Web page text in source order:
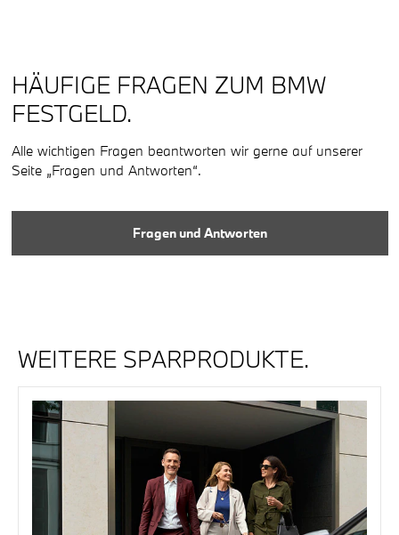
HÄUFIGE FRAGEN ZUM BMW
FESTGELD.
Alle wichtigen Fragen beantworten wir gerne auf unserer
Seite „Fragen und Antworten“.
Fragen und Antworten
WEITERE SPARPRODUKTE.